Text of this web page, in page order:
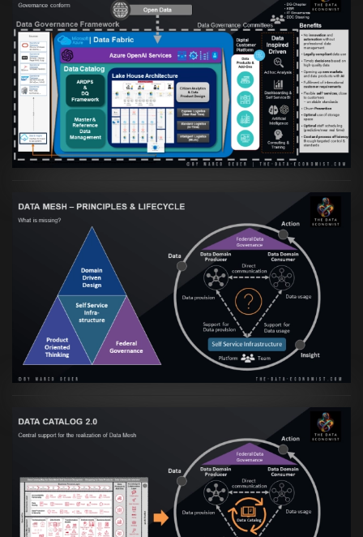
Artikel:Warum eine Data Governance
orientierte Data Fabric essenziell für
skalierbare qualitative Datenprodukte ist
VIEW
Artikel:Data Mesh Ökosysteme: Die
Transformation zur Data Inspired Human
Culture
VIEW
Artikel:Data Mesh Ökosysteme: Die
Transformation zur Data Inspired Human
Culture